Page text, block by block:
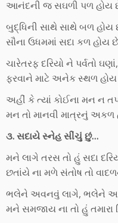
આનંદની જ સઘળી પળ હોય
બુદ્ધિની સાથે સાથે બળ હોય
સૌના ઉધમમાં સદા કળ હોય
ચારેતરફ દરિયો ને પર્વતો ઘણાં,
ફરવાને માટે અનેક સ્થળ
અહીં કે ત્યાં કોઈના મન ન
મન તો માનવી માત્રનું અકળ
૩. સદાયે સ્નેહ સીંચું છું…
મને લાગે તરસ તો હું સદા
છતાંયે ના મળે સંતોષ તો
ભલેને અવનવું લાગે, ભલેને
મને સમજાય ના તો હું તમારા